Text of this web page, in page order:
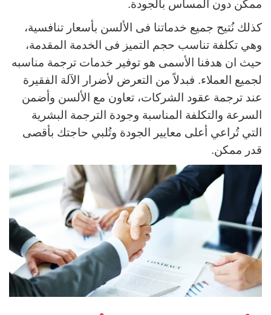
ممكن دون المساس بالجودة.
كذلك نُتيح جميع خدماتنا فى الألسن بأسعار تنافسية،
وهي تكلفة تناسب حجم التميز فى الخدمة المقدمة،
حيث ان هدفنا الأسمى هو توفير خدمات ترجمة مناسبه
لجميع العملاء. فبدلاً من التعرض لأضرار الآلة الفقيرة
عند ترجمة عقود الشركات، تعاون مع الألسن وأضمن
السرعة والتكلفة المناسبة وجودة الترجمة البشرية
التي تُراعي أعلى معايير الجودة وتُلبي حاجتك بأقصى
قدر ممكن.